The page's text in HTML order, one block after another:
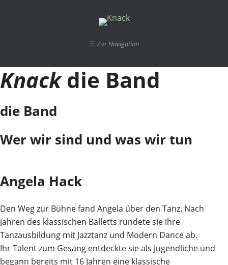
☰ Zur Navigation
Knackdie Band
die Band
Wer wir sind und was wir tun
Angela Hack
Den Weg zur Bühne fand Angela über den Tanz. Nach
Jahren des klassischen Balletts rundete sie ihre
Tanzausbildung mit Jazztanz und Modern Dance ab.
Ihr Talent zum Gesang entdeckte sie als Jugendliche und
begann bereits mit 16 Jahren eine klassische